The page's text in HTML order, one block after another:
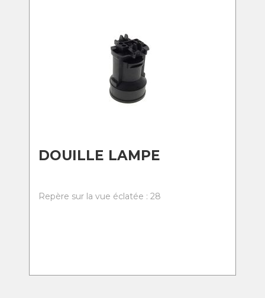
DOUILLE LAMPE
Repère sur la vue éclatée : 28